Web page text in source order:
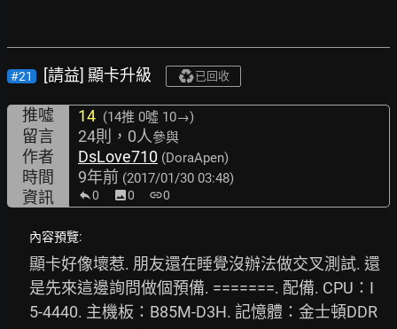
#21 [請益] 顯卡升級 已回收
推噓 14 (14推 0噓 10→)
留言 24則，0人參與
作者 DsLove710 (DoraApen)
時間 9年前 (2017/01/30 03:48)
資訊 0 image0 link0
內容預覽:
顯卡好像壞惹. 朋友還在睡覺沒辦法做交叉測試. 還
是先來這邊詢問做個預備. =======. 配備. CPU：I
5-4440. 主機板：B85M-D3H. 記憶體：金士頓DDR